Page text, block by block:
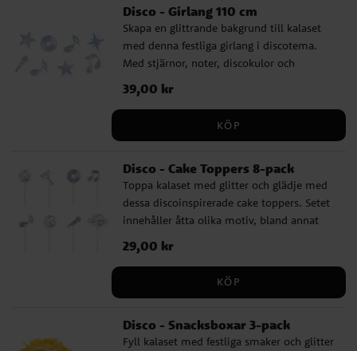
Disco - Girlang 110 cm
Skapa en glittrande bakgrund till kalaset
med denna festliga girlang i discotema.
Med stjärnor, noter, discokulor och
mikrofoner i holografiskt skimmer blir den
ett snyggt tillskott till både vägg, bord
och dekorationerna är cirka 12-14 cm
första stund.
Pris:39,00 kr
39,00 kr
KÖP
Disco - Cake Toppers 8-pack
Toppa kalaset med glitter och glädje med
dessa discoinspirerade cake toppers. Setet
innehåller åtta olika motiv, bland annat
discokula, mikrofon, noter och texten
"Let’s Dance", allt med ett glittrande
holografiskt skimmer. Perfekta för
cupcakes, tårta eller andra godsaker som
Tillverkade av trä och papp och varierar i
höjd mellan 9 och 11 cm.
Pris:29,00 kr
29,00 kr
KÖP
Disco - Snacksboxar 3-pack
Fyll kalaset med festliga smaker och glitter